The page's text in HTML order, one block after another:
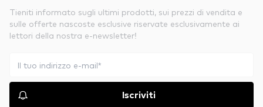
Tieniti informato sugli ultimi prodotti, sui prezzi di vendita e
sulle offerte nascoste esclusive riservate esclusivamente ai
lettori della nostra e-newsletter!
Iscriviti